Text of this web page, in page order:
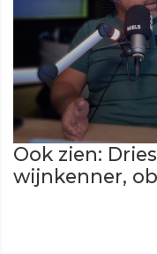
Ook zien:
wijnkenner,